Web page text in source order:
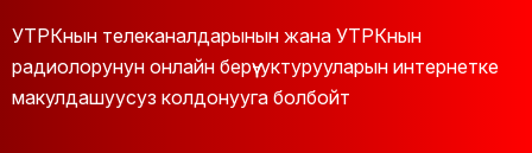
УТРКнын телеканалдарынын жана УТРКнын
радиолорунун онлайн берүү-уктурууларын интернетке
макулдашуусуз колдонууга болбойт